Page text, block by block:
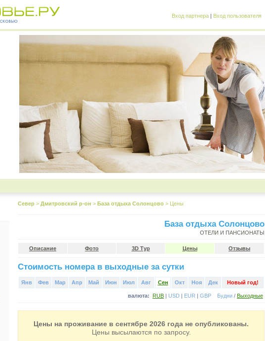
Вход партнера | Вход пользователя
Север > Дмитровский р-он > База отдыха Солонцово > Цены
База отдыха Солонцово
ОТЕЛИ И ПАНСИОНАТЫ
Описание Фото 3D Тур Цены Отзывы
Стоимость номера в выходные за сутки
Янв Фев Мар Апр Май Июн Июл Авг Сен Окт Ноя Дек Новый год!
валюта: RUB | USD | EUR | GBP Будни / Выходные
Цены на проживание в сентябре 2026 года не опубликованы.
Цены высылаются по запросу.